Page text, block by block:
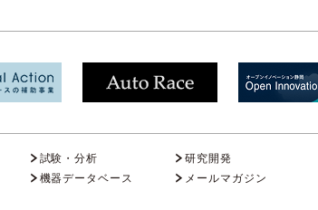
試験・分析 研究開発
機器データベース メールマガジン